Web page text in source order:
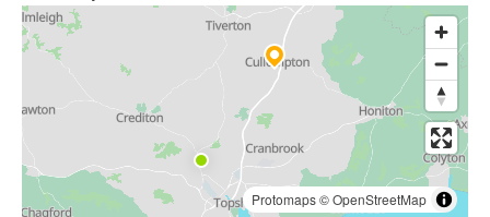
Protomaps©OpenStreetMap